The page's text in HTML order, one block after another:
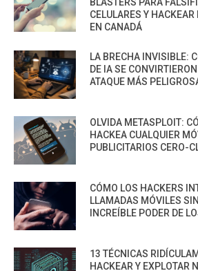
CELULARES Y
EN CANADÁ
LA BRECHA INVISIBLE:
DE IA SE
ATAQUE MÁS
OLVIDA METASPLOIT:
HACKEA CUALQUIER
PUBLICITARIOS CERO-
CÓMO LOS HACKERS
LLAMADAS MÓVILES
INCREÍBLE PODER DE
13 TÉCNICAS
HACKEAR Y EXPLOTAR